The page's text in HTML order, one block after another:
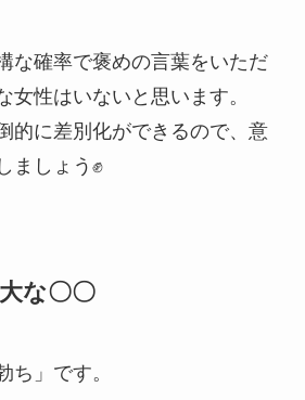
な確率で褒めの言葉をいただ
女性はいないと思います。
的に差別化ができるので、意
ましょう✊️
な〇〇
ち」です。